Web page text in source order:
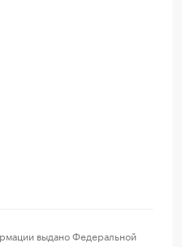
выдано Федеральной